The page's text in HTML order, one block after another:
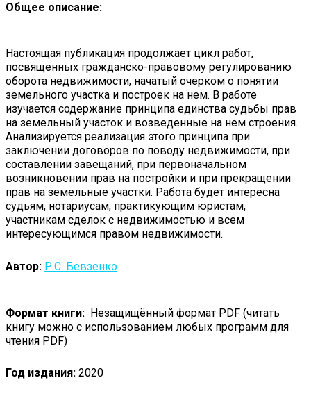
Общее описание:
Настоящая публикация продолжает цикл работ,
посвященных гражданско-правовому регулированию
оборота недвижимости, начатый очерком о понятии
земельного участка и построек на нем. В работе
изучается содержание принципа единства судьбы прав
на земельный участок и возведенные на нем строения.
Анализируется реализация этого принципа при
заключении договоров по поводу недвижимости, при
составлении завещаний, при первоначальном
возникновении прав на постройки и при прекращении
прав на земельные участки. Работа будет интересна
судьям, нотариусам, практикующим юристам,
участникам сделок с недвижимостью и всем
интересующимся правом недвижимости.
Автор: Р.С. Бевзенко
Формат книги: Незащищённый формат PDF (читать
книгу можно с использованием любых программ для
чтения PDF)
Год издания: 2020